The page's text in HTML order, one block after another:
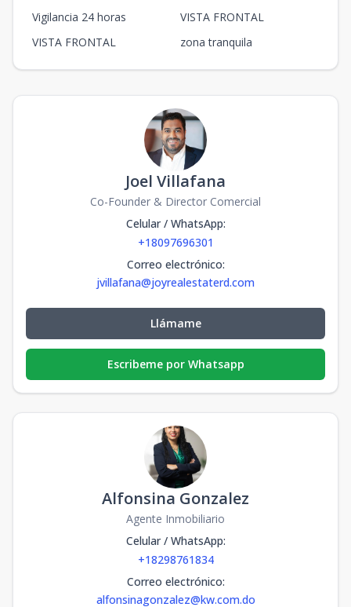
Vigilancia 24 horas
VISTA FRONTAL
VISTA FRONTAL
zona tranquila
Joel Villafana
Co-Founder & Director Comercial
Celular / WhatsApp:
+18097696301
Correo electrónico:
jvillafana@joyrealestaterd.com
Llámame
Escribeme por Whatsapp
Alfonsina Gonzalez
Agente Inmobiliario
Celular / WhatsApp:
+18298761834
Correo electrónico:
alfonsinagonzalez@kw.com.do